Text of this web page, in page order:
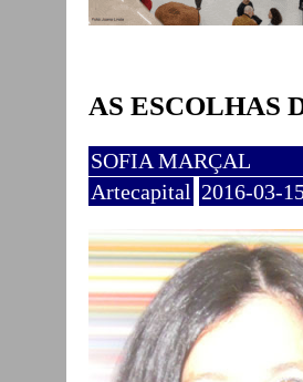
AS ESCOLHAS
SOFIA MARÇAL
Artecapital 2016-03-